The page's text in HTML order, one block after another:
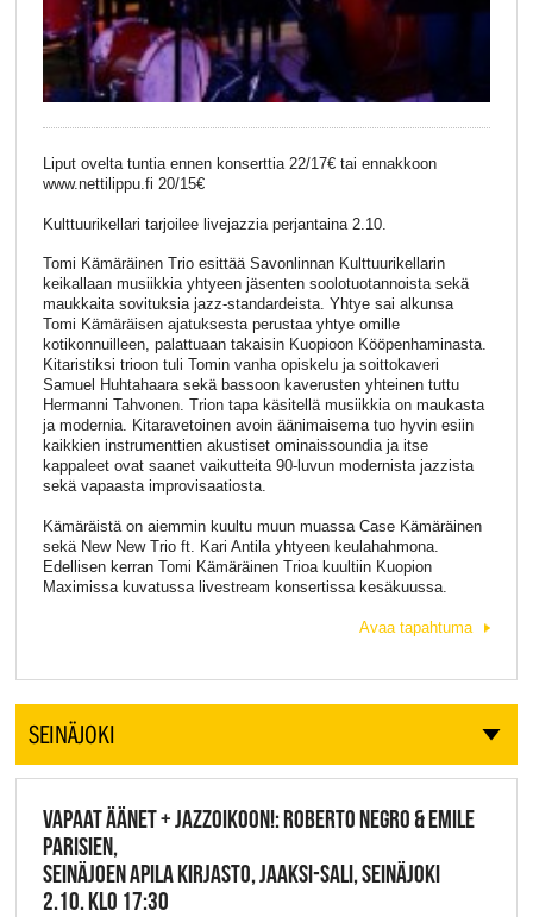
Liput ovelta tuntia ennen konserttia 22/17€ tai ennakkoon
www.nettilippu.fi 20/15€
Kulttuurikellari tarjoilee livejazzia perjantaina 2.10.
Tomi Kämäräinen Trio esittää Savonlinnan Kulttuurikellarin
keikallaan musiikkia yhtyeen jäsenten soolotuotannoista sekä
maukkaita sovituksia jazz-standardeista. Yhtye sai alkunsa
Tomi Kämäräisen ajatuksesta perustaa yhtye omille
kotikonnuilleen, palattuaan takaisin Kuopioon Kööpenhaminasta.
Kitaristiksi trioon tuli Tomin vanha opiskelu ja soittokaveri
Samuel Huhtahaara sekä bassoon kaverusten yhteinen tuttu
Hermanni Tahvonen. Trion tapa käsitellä musiikkia on maukasta
ja modernia. Kitaravetoinen avoin äänimaisema tuo hyvin esiin
kaikkien instrumenttien akustiset ominaissoundia ja itse
kappaleet ovat saanet vaikutteita 90-luvun modernista jazzista
sekä vapaasta improvisaatiosta.
Kämäräistä on aiemmin kuultu muun muassa Case Kämäräinen
sekä New New Trio ft. Kari Antila yhtyeen keulahahmona.
Edellisen kerran Tomi Kämäräinen Trioa kuultiin Kuopion
Maximissa kuvatussa livestream konsertissa kesäkuussa.
Avaa tapahtuma
SEINÄJOKI
VAPAAT ÄÄNET + JAZZOIKOON!: ROBERTO NEGRO & EMILE
PARISIEN,
SEINÄJOEN APILA KIRJASTO, JAAKSI-SALI, SEINÄJOKI
2.10. KLO 17:30